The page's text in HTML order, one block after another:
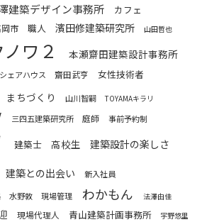
建築デザイン事務所 カフェ
市 職人 濱田修建築研究所 山田哲也
ワ２
本瀬齋田建築設計事務所
シェアハウス 齋田武亨 女性技術者
まちづくり 山川智嗣 TOYAMAキラリ
三四五建築研究所 庭師 事前予約制
建築士 高校生 建築設計の楽しさ
建築との出会い 新入社員
水野敦 現場管理 わかもん
法澤由佳
現場代理人 青山建築計画事務所 宇野悠里